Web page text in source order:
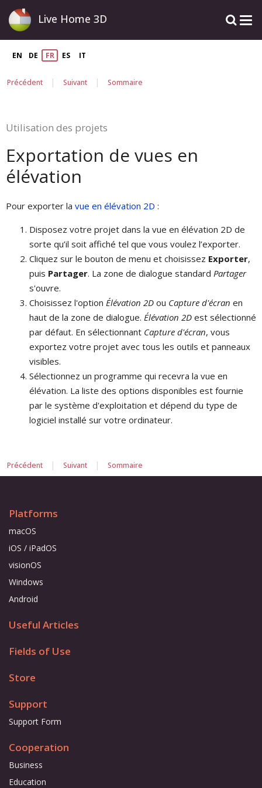
Live Home 3D
EN DE FR ES IT
Précédent | Suivant | Sommaire
Utilisation des projets
Exportation de vues en
élévation
Pour exporter la vue en élévation 2D :
Disposez votre projet dans la vue en élévation 2D de
sorte qu’il soit affiché tel que vous voulez l’exporter.
Cliquez sur le bouton de menu et choisissez Exporter,
puis Partager. La zone de dialogue standard Partager
s'ouvre.
Choisissez l'option Élévation 2D ou Capture d'écran en
haut de la zone de dialogue. Élévation 2D est sélectionné
par défaut. En sélectionnant Capture d'écran, vous
exportez votre projet avec tous les outils et panneaux
visibles.
Sélectionnez un programme qui recevra la vue en
élévation. La liste des options disponibles est fournie
par le système d'exploitation et dépend du type de
logiciel installé sur votre ordinateur.
Précédent | Suivant | Sommaire
Platforms
macOS
iOS / iPadOS
visionOS
Windows
Android
Useful Articles
Fields of Use
Store
Support
Support Form
Cooperation
Business
Education